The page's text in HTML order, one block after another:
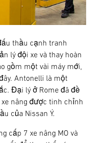
thầu cạnh tranh
lý đội xe và thay hoàn
gồm một vài máy mới,
Antonelli là một
Đại lý ở Rome đã đề
nâng được tinh chỉnh
của Nissan Ý.
cấp 7 xe nâng MO và